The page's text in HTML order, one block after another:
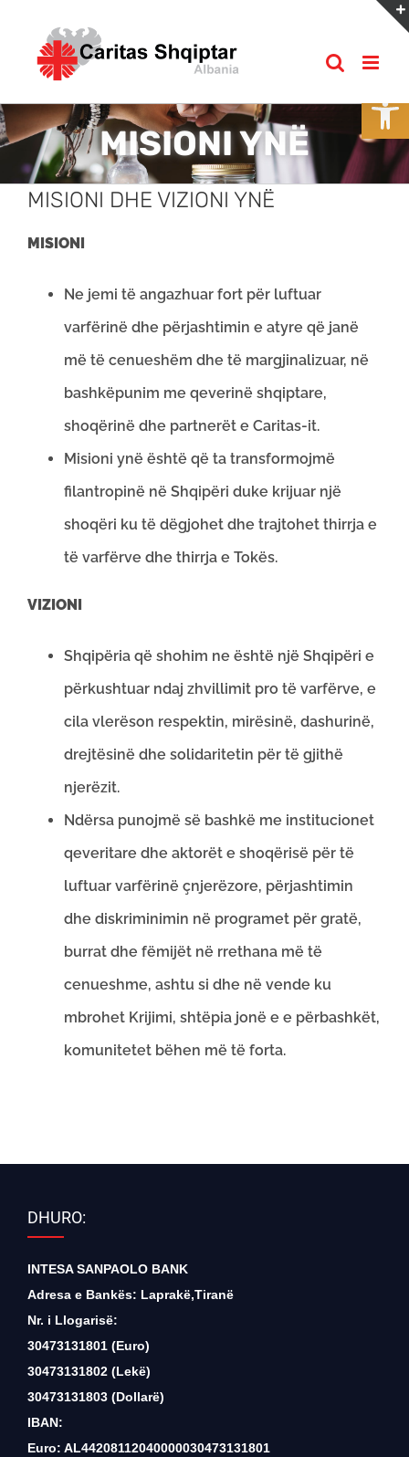
content
MISIONI YNË
MISIONI DHE VIZIONI YNË
MISIONI
Ne jemi të angazhuar fort për luftuar
varfërinë dhe përjashtimin e atyre që janë
më të cenueshëm dhe të margjinalizuar, në
bashkëpunim me qeverinë shqiptare,
shoqërinë dhe partnerët e Caritas-it.
Misioni ynë është që ta transformojmë
filantropinë në Shqipëri duke krijuar një
shoqëri ku të dëgjohet dhe trajtohet thirrja e
të varfërve dhe thirrja e Tokës.
VIZIONI
Shqipëria që shohim ne është një Shqipëri e
përkushtuar ndaj zhvillimit pro të varfërve, e
cila vlerëson respektin, mirësinë, dashurinë,
drejtësinë dhe solidaritetin për të gjithë
njerëzit.
Ndërsa punojmë së bashkë me institucionet
qeveritare dhe aktorët e shoqërisë për të
luftuar varfërinë çnjerëzore, përjashtimin
dhe diskriminimin në programet për gratë,
burrat dhe fëmijët në rrethana më të
cenueshme, ashtu si dhe në vende ku
mbrohet Krijimi, shtëpia jonë e e përbashkët,
komunitetet bëhen më të forta.
DHURO:
INTESA SANPAOLO BANK
Adresa e Bankës: Laprakë,Tiranë
Nr. i Llogarisë:
30473131801 (Euro)
30473131802 (Lekë)
30473131803 (Dollarë)
IBAN:
Euro: AL44208112040000030473131801